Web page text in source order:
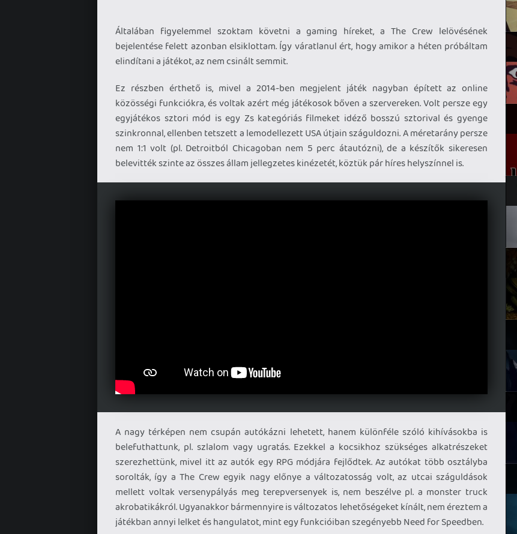
Általában figyelemmel szoktam követni a gaming híreket, a The Crew lelövésének
bejelentése felett azonban elsiklottam. Így váratlanul ért, hogy amikor a héten próbáltam
elindítani a játékot, az nem csinált semmit.
Ez részben érthető is, mivel a 2014-ben megjelent játék nagyban épített az online
közösségi funkciókra, és voltak azért még játékosok bőven a szervereken. Volt persze egy
egyjátékos sztori mód is egy Zs kategóriás filmeket idéző bosszú sztorival és gyenge
szinkronnal, ellenben tetszett a lemodellezett USA útjain száguldozni. A méretarány persze
nem 1:1 volt (pl. Detroitból Chicagoban nem 5 perc átautózni), de a készítők sikeresen
belevitték szinte az összes állam jellegzetes kinézetét, köztük pár híres helyszínnel is.
A nagy térképen nem csupán autókázni lehetett, hanem különféle szóló kihívásokba is
belefuthattunk, pl. szlalom vagy ugratás. Ezekkel a kocsikhoz szükséges alkatrészeket
szerezhettünk, mivel itt az autók egy RPG módjára fejlődtek. Az autókat több osztályba
sorolták, így a The Crew egyik nagy előnye a változatosság volt, az utcai száguldások
mellett voltak versenypályás meg terepversenyek is, nem beszélve pl. a monster truck
akrobatikákról. Ugyanakkor bármennyire is változatos lehetőségeket kínált, nem éreztem a
játékban annyi lelket és hangulatot, mint egy funkcióiban szegényebb Need for Speedben.